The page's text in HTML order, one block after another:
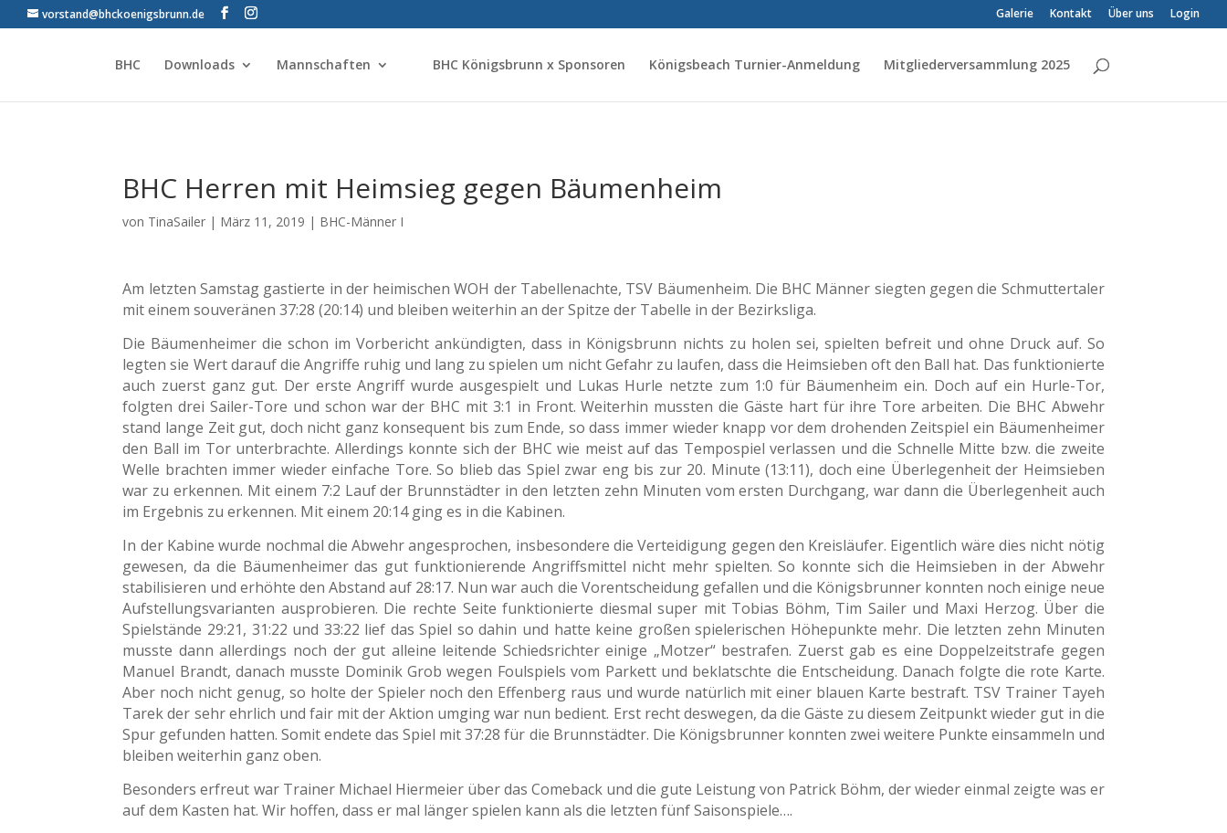
vorstand@bhckoenigsbrunn.de Galerie Kontakt Über uns Login
BHC Downloads Mannschaften BHC Königsbrunn x Sponsoren Königsbeach Turnier-Anmeldung Mitgliederversammlung 2025
BHC Herren mit Heimsieg gegen Bäumenheim
von TinaSailer | März 11, 2019 | BHC-Männer I
Am letzten Samstag gastierte in der heimischen WOH der Tabellenachte, TSV Bäumenheim. Die BHC Männer siegten gegen die Schmuttertaler
mit einem souveränen 37:28 (20:14) und bleiben weiterhin an der Spitze der Tabelle in der Bezirksliga.
Die Bäumenheimer die schon im Vorbericht ankündigten, dass in Königsbrunn nichts zu holen sei, spielten befreit und ohne Druck auf. So
legten sie Wert darauf die Angriffe ruhig und lang zu spielen um nicht Gefahr zu laufen, dass die Heimsieben oft den Ball hat. Das funktionierte
auch zuerst ganz gut. Der erste Angriff wurde ausgespielt und Lukas Hurle netzte zum 1:0 für Bäumenheim ein. Doch auf ein Hurle-Tor,
folgten drei Sailer-Tore und schon war der BHC mit 3:1 in Front. Weiterhin mussten die Gäste hart für ihre Tore arbeiten. Die BHC Abwehr
stand lange Zeit gut, doch nicht ganz konsequent bis zum Ende, so dass immer wieder knapp vor dem drohenden Zeitspiel ein Bäumenheimer
den Ball im Tor unterbrachte. Allerdings konnte sich der BHC wie meist auf das Tempospiel verlassen und die Schnelle Mitte bzw. die zweite
Welle brachten immer wieder einfache Tore. So blieb das Spiel zwar eng bis zur 20. Minute (13:11), doch eine Überlegenheit der Heimsieben
war zu erkennen. Mit einem 7:2 Lauf der Brunnstädter in den letzten zehn Minuten vom ersten Durchgang, war dann die Überlegenheit auch
im Ergebnis zu erkennen. Mit einem 20:14 ging es in die Kabinen.
In der Kabine wurde nochmal die Abwehr angesprochen, insbesondere die Verteidigung gegen den Kreisläufer. Eigentlich wäre dies nicht nötig
gewesen, da die Bäumenheimer das gut funktionierende Angriffsmittel nicht mehr spielten. So konnte sich die Heimsieben in der Abwehr
stabilisieren und erhöhte den Abstand auf 28:17. Nun war auch die Vorentscheidung gefallen und die Königsbrunner konnten noch einige neue
Aufstellungsvarianten ausprobieren. Die rechte Seite funktionierte diesmal super mit Tobias Böhm, Tim Sailer und Maxi Herzog. Über die
Spielstände 29:21, 31:22 und 33:22 lief das Spiel so dahin und hatte keine großen spielerischen Höhepunkte mehr. Die letzten zehn Minuten
musste dann allerdings noch der gut alleine leitende Schiedsrichter einige „Motzer“ bestrafen. Zuerst gab es eine Doppelzeitstrafe gegen
Manuel Brandt, danach musste Dominik Grob wegen Foulspiels vom Parkett und beklatschte die Entscheidung. Danach folgte die rote Karte.
Aber noch nicht genug, so holte der Spieler noch den Effenberg raus und wurde natürlich mit einer blauen Karte bestraft. TSV Trainer Tayeh
Tarek der sehr ehrlich und fair mit der Aktion umging war nun bedient. Erst recht deswegen, da die Gäste zu diesem Zeitpunkt wieder gut in die
Spur gefunden hatten. Somit endete das Spiel mit 37:28 für die Brunnstädter. Die Königsbrunner konnten zwei weitere Punkte einsammeln und
bleiben weiterhin ganz oben.
Besonders erfreut war Trainer Michael Hiermeier über das Comeback und die gute Leistung von Patrick Böhm, der wieder einmal zeigte was er
auf dem Kasten hat. Wir hoffen, dass er mal länger spielen kann als die letzten fünf Saisonspiele….